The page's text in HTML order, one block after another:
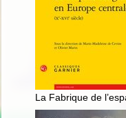
La Fabrique de